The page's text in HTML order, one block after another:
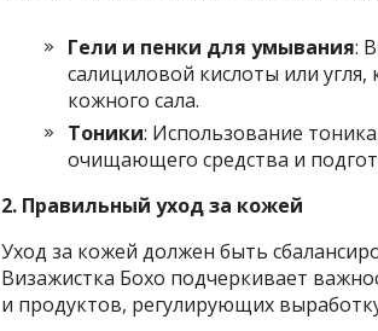
Гели и пенки для умывания:
салициловой кислоты или
кожного сала.
Тоники: Использование
очищающего средства и
2. Правильный уход за кожей
Уход за кожей должен быть
Визажистка Бохо подчеркивает
и продуктов, регулирующих